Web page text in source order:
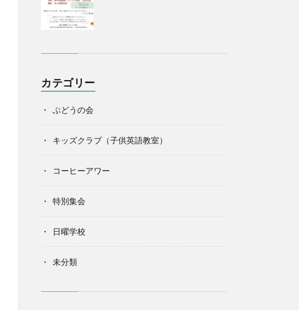
カテゴリー
ぶどうの会
キッズクラブ（子供英語教室）
コーヒーアワー
特別集会
日曜学校
未分類